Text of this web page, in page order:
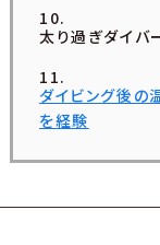
太り過ぎダイバ
ダイビング後の
を経験